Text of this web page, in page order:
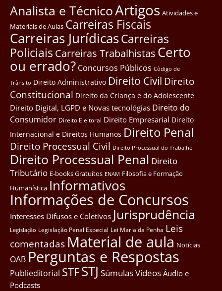
Analista e TécnicoArtigos Atividades e
Materiais de Aulas Carreiras Fiscais
Carreiras JurídicasCarreiras
Policiais Carreiras Trabalhistas Certo
ou errado? Concursos Públicos Côdigo de
Trânsito Direito Administrativo Direito Civil Direito
Constitucional Direito da Criança e do Adolescente
Direito Digital, LGPD e Novas tecnológias Direito do
Consumidor Direito Eleitoral Direito Empresarial Direito
Internacional e Direitos Humanos Direito Penal
Direito Processual Civil Direito Processual do Trabalho
Direito Processual Penal Direito
Tributário E-books Gratuitos ENAM Filosofia e Formação
Humanística Informativos
Informações de Concursos
Interesses Difusos e Coletivos Jurisprudência
Legislação Legislação Penal Especial Lei Maria da Penha Leis
comentadas Material de aula Notícias
OAB Perguntas e Respostas
Publieditorial STFSTJ SúmulasVídeos Áudio e
Podcasts